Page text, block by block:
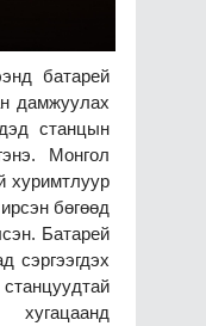
батарей
дамжуулах
станцын
Монгол
хуримтлуур
бөгөөд
Батарей
сэргээгдэх